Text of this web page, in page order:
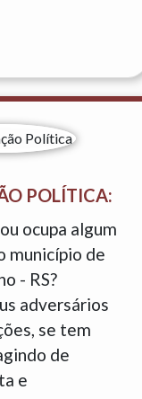
POLÍTICA:
ocupa algum
município de
- RS?
adversários
se tem
de
e